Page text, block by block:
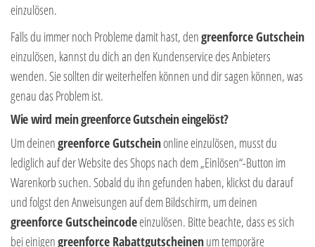
einzulösen.
Falls du immer noch Probleme damit hast, dengreenforce Gutschein
einzulösen, kannst du dich an den Kundenservice des Anbieters
wenden. Sie sollten dir weiterhelfen können und dir sagen können, was
genau das Problem ist.
Wie wird mein greenforce Gutschein eingelöst?
Um deinengreenforce Gutscheinonline einzulösen, musst du
lediglich auf der Website des Shops nach dem „Einlösen“-Button im
Warenkorb suchen. Sobald du ihn gefunden haben, klickst du darauf
und folgst den Anweisungen auf dem Bildschirm, um deinen
greenforce Gutscheincodeeinzulösen. Bitte beachte, dass es sich
bei einigengreenforce Rabattgutscheinenum temporäre